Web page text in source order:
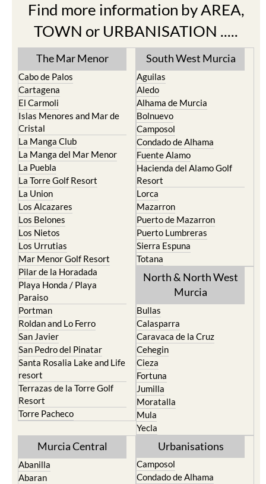
Find more information by AREA,
TOWN or URBANISATION .....
The Mar Menor
Cabo de Palos
Cartagena
El Carmoli
Islas Menores and Mar de
Cristal
La Manga Club
La Manga del Mar Menor
La Puebla
La Torre Golf Resort
La Union
Los Alcazares
Los Belones
Los Nietos
Los Urrutias
Mar Menor Golf Resort
Pilar de la Horadada
Playa Honda / Playa
Paraiso
Portman
Roldan and Lo Ferro
San Javier
San Pedro del Pinatar
Santa Rosalia Lake and Life
resort
Terrazas de la Torre Golf
Resort
Torre Pacheco
South West Murcia
Aguilas
Aledo
Alhama de Murcia
Bolnuevo
Camposol
Condado de Alhama
Fuente Alamo
Hacienda del Alamo Golf
Resort
Lorca
Mazarron
Puerto de Mazarron
Puerto Lumbreras
Sierra Espuna
Totana
North & North West
Murcia
Bullas
Calasparra
Caravaca de la Cruz
Cehegin
Cieza
Fortuna
Jumilla
Moratalla
Mula
Yecla
Murcia Central
Abanilla
Abaran
Urbanisations
Camposol
Condado de Alhama